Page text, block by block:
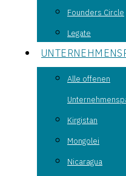
Founders Circle
Legate
Alle offenen
Kirgistan
Mongolei
Nicaragua